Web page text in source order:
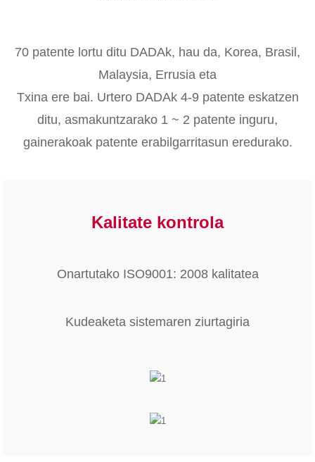
70 patente lortu ditu DADAk, hau da, Korea, Brasil,
Malaysia, Errusia eta
Txina ere bai. Urtero DADAk 4-9 patente eskatzen
ditu, asmakuntzarako 1 ~ 2 patente inguru,
gainerakoak patente erabilgarritasun eredurako.
Kalitate kontrola
Onartutako ISO9001: 2008 kalitatea
Kudeaketa sistemaren ziurtagiria